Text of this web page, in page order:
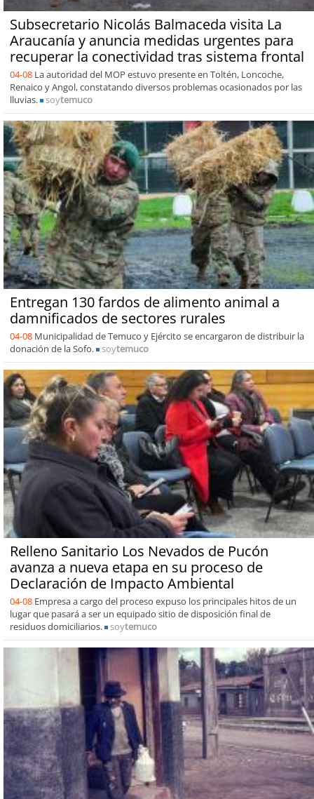
Subsecretario Nicolás Balmaceda visita La
Araucanía y anuncia medidas urgentes para
recuperar la conectividad tras sistema frontal
04-08 La autoridad del MOP estuvo presente en Toltén, Loncoche,
Renaico y Angol, constatando diversos problemas ocasionados por las
lluvias.
soytemuco
Entregan 130 fardos de alimento animal a
damnificados de sectores rurales
04-08 Municipalidad de Temuco y Ejército se encargaron de distribuir la
donación de la Sofo.
soytemuco
Relleno Sanitario Los Nevados de Pucón
avanza a nueva etapa en su proceso de
Declaración de Impacto Ambiental
04-08 Empresa a cargo del proceso expuso los principales hitos de un
lugar que pasará a ser un equipado sitio de disposición final de
residuos domiciliarios.
soytemuco